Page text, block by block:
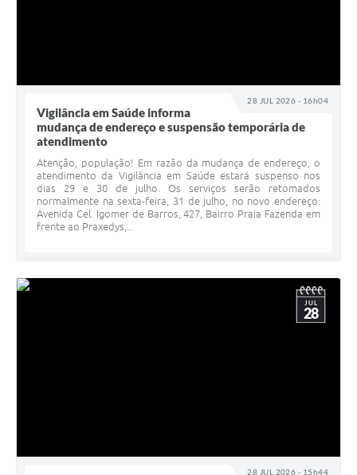
28 JUL 2026 - 16h04
Vigilância em Saúde informa
mudança de endereço e suspensão temporária de
atendimento
Atenção, população! Em razão da mudança de endereço, o
atendimento da Vigilância em Saúde estará suspenso nos
dias 29 e 30 de julho. Os serviços serão retomados
normalmente na sexta-feira, 31 de julho, no novo endereço:
Avenida Cel. Igomer de Barros, 427, Bairro Praia Fazenda em
frente ao Praxedys,...
28 JUL 2026 - 15h44
JUL
28